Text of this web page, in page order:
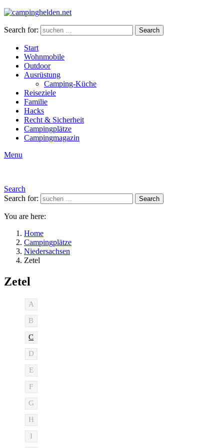
Search for: Search
Start
Wohnmobile
Outdoor
Ausrüstung
Camping-Küche
Reiseziele
Familie
Hacks
Recht & Sicherheit
Campingplätze
Campingmagazin
Menu
Search
Search for:
Search
You are here:
Home
Campingplätze
Niedersachsen
Zetel
Zetel
A
B
C
D
E
F
G
H
I